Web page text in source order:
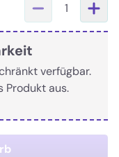
1
verfügbar.
Produkt aus.